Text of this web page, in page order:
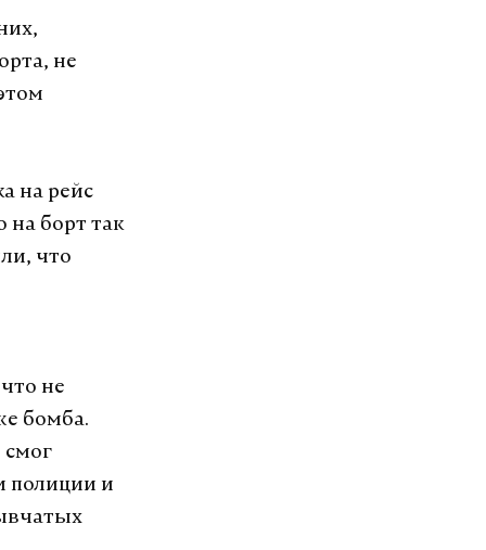
не
на рейс
на борт так
что
не
бомба.
смог
полиции и